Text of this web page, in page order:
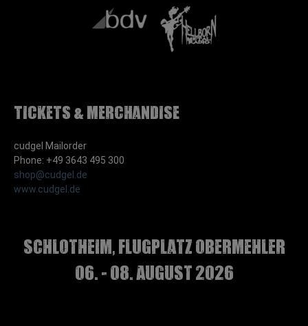
Tickets & Merchandise
cudgel Mailorder
Phone: +49 3643 495 300
shop@cudgel.de
www.cudgel.de
Schlotheim, Flugplatz Obermehler
06. - 08. August 2026